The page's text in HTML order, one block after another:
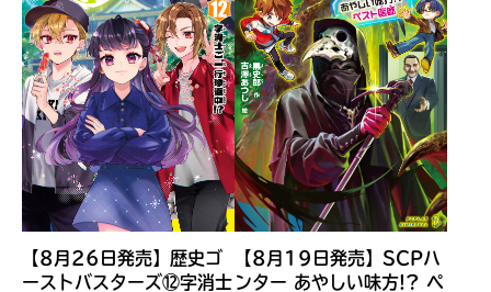
【8月26日発売】歴史ゴ
ーストバスターズ⑫字消士
【8月19日発売】SCPハ
ンター あやしい味方!? ペ